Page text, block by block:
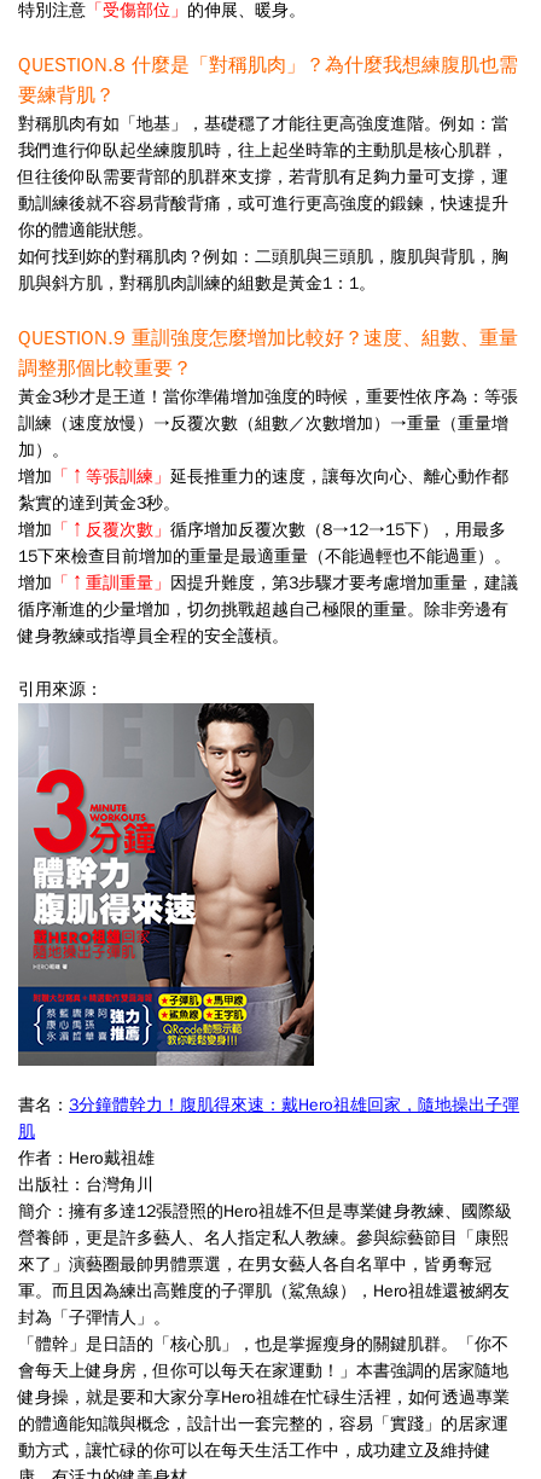
特別注意 「受傷部位」 的伸展、暖身。
QUESTION.8 什麼是「對稱肌肉」？為什麼我想練腹肌也需
要練背肌？
對稱肌肉有如「地基」，基礎穩了才能往更高強度進階。例如：當
我們進行仰臥起坐練腹肌時，往上起坐時靠的主動肌是核心肌群，
但往後仰臥需要背部的肌群來支撐，若背肌有足夠力量可支撐，運
動訓練後就不容易背酸背痛，或可進行更高強度的鍛鍊，快速提升
你的體適能狀態。
如何找到妳的對稱肌肉？例如：二頭肌與三頭肌，腹肌與背肌，胸
肌與斜方肌，對稱肌肉訓練的組數是黃金1：1。
QUESTION.9 重訓強度怎麼增加比較好？速度、組數、重量
調整那個比較重要？
黃金3秒才是王道！當你準備增加強度的時候，重要性依序為：等張
訓練（速度放慢）→反覆次數（組數／次數增加）→重量（重量增
加）。
增加 「↑等張訓練」 延長推重力的速度，讓每次向心、離心動作都
紮實的達到黃金3秒。
增加 「↑反覆次數」 循序增加反覆次數（8→12→15下），用最多
15下來檢查目前增加的重量是最適重量（不能過輕也不能過重）。
增加 「↑重訓重量」 因提升難度，第3步驟才要考慮增加重量，建議
循序漸進的少量增加，切勿挑戰超越自己極限的重量。除非旁邊有
健身教練或指導員全程的安全護槓。
引用來源：
書名： 3分鐘體幹力！腹肌得來速：戴Hero祖雄回家，隨地操出子彈
肌
作者： Hero戴祖雄
出版社 ：台灣角川
簡介： 擁有多達12張證照的Hero祖雄不但是專業健身教練、國際級
營養師，更是許多藝人、名人指定私人教練。參與綜藝節目「康熙
來了」演藝圈最帥男體票選，在男女藝人各自名單中，皆勇奪冠
軍。而且因為練出高難度的子彈肌（鯊魚線），Hero祖雄還被網友
封為「子彈情人」。
「體幹」是日語的「核心肌」，也是掌握瘦身的關鍵肌群。「你不
會每天上健身房，但你可以每天在家運動！」本書強調的居家隨地
健身操，就是要和大家分享Hero祖雄在忙碌生活裡，如何透過專業
的體適能知識與概念，設計出一套完整的，容易「實踐」的居家運
動方式，讓忙碌的你可以在每天生活工作中，成功建立及維持健